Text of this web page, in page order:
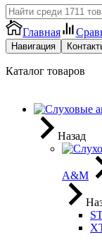
Главная
Навигация
Каталог товаров
Назад
A&M